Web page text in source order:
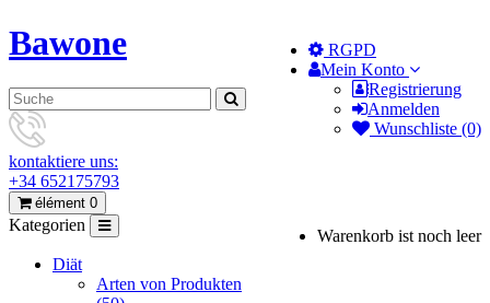
RGPD
Mein Konto
Registrierung
Anmelden
Wunschliste (0)
Bawone
kontaktiere uns:
+34 652175793
élément 0
Warenkorb ist noch leer
Kategorien
Diät
Arten von Produkten